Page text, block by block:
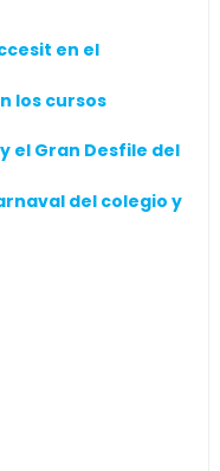
en el
los cursos
el Gran Desfile del
del colegio y